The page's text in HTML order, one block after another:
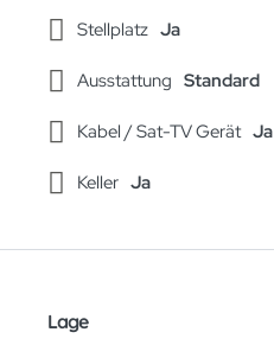
Stellplatz Ja
Ausstattung Standard
Kabel / Sat-TV Gerät Ja
Keller Ja
Lage